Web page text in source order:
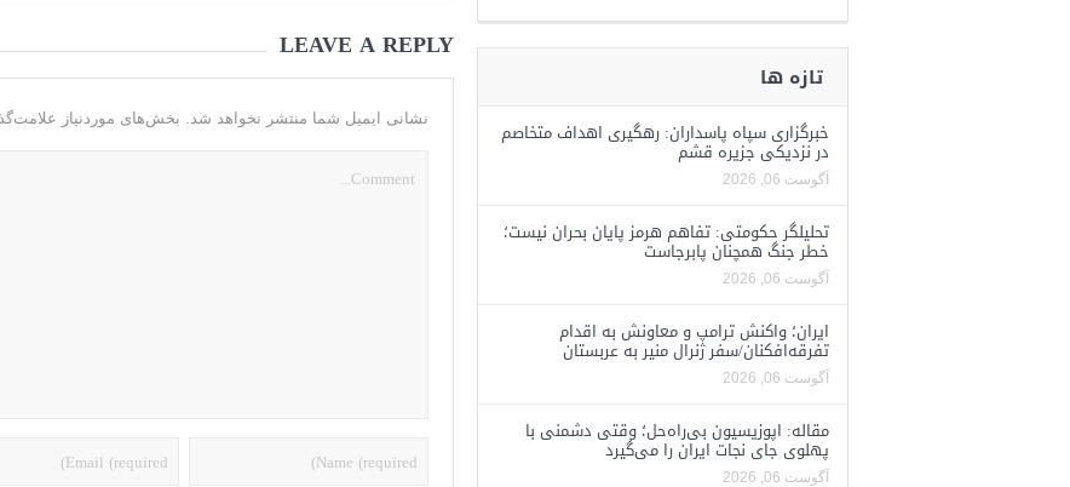
LEAVE A REPLY
نشانی ایمیل شما منتشر نخواهد شد. بخش‌های موردنیاز
تازه ها
خبرگزاری سپاه پاسداران: رهگیری اهداف متخاصم
در نزدیکی جزیره قشم
آگوست 06, 2026
تحلیلگر حکومتی: تفاهم هرمز پایان بحران نیست؛
خطر جنگ همچنان پابرجاست
آگوست 06, 2026
ایران؛ واکنش ترامپ و معاونش به اقدام
تفرقه‌افکنان/سفر ژنرال منیر به عربستان
آگوست 06, 2026
مقاله: اپوزیسیون بی‌راه‌حل؛ وقتی دشمنی با
پهلوی جای نجات ایران را می‌گیرد
آگوست 06, 2026